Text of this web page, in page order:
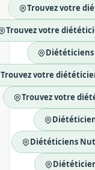
Trouvez votre
Trouvez votre
Diététiciens
Trouvez votre
Trouvez votre
Diététiciens